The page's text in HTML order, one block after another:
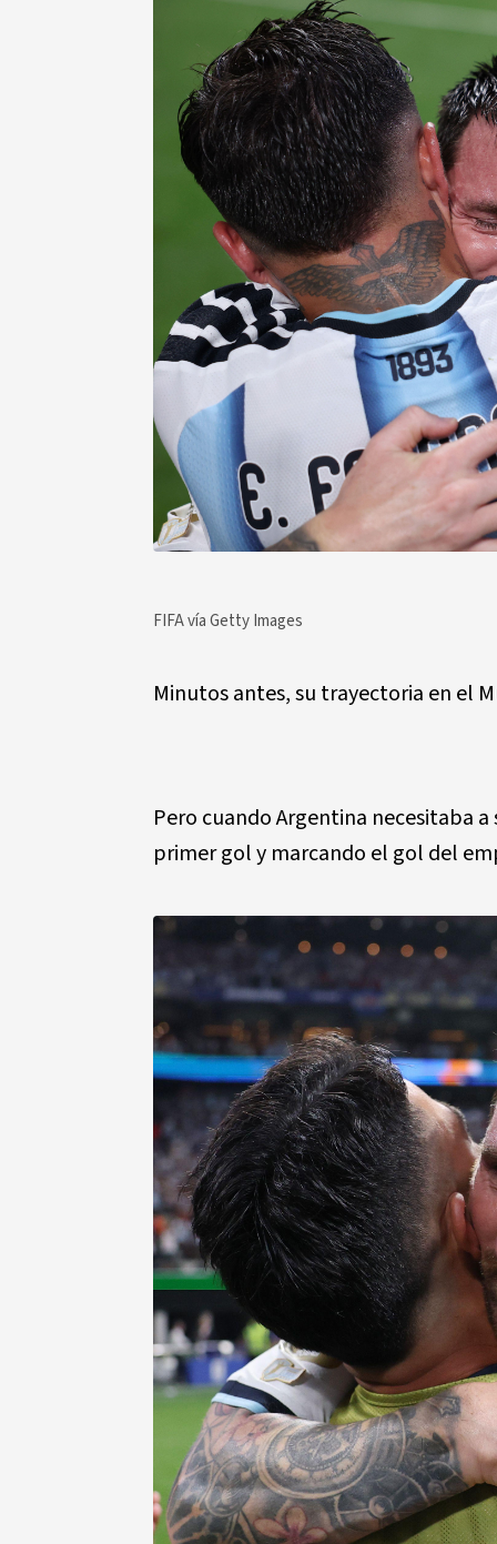
FIFA vía Getty Images
Minutos antes, su trayectoria en el
Pero cuando Argentina necesitaba
primer gol y marcando el gol del